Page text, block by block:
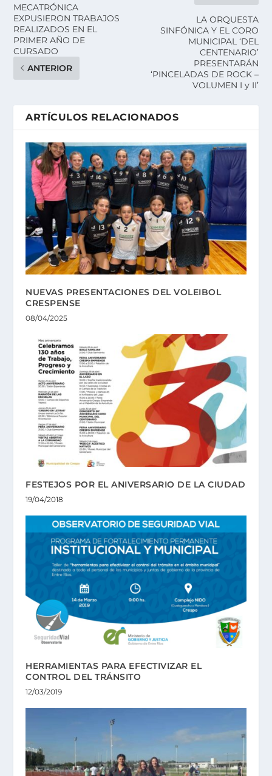
MECATRÓNICA
EXPUSIERON TRABAJOS
REALIZADOS EN EL
PRIMER AÑO DE
CURSADO
ANTERIOR
LA ORQUESTA
SINFÓNICA Y EL CORO
MUNICIPAL ‘DEL
CENTENARIO’
PRESENTARÁN
‘PINCELADAS DE ROCK –
VOLUMEN I y II’
ARTÍCULOS RELACIONADOS
NUEVAS PRESENTACIONES DEL VOLEIBOL
CRESPENSE
08/04/2025
FESTEJOS POR EL ANIVERSARIO DE LA CIUDAD
19/04/2018
HERRAMIENTAS PARA EFECTIVIZAR EL
CONTROL DEL TRÁNSITO
12/03/2019